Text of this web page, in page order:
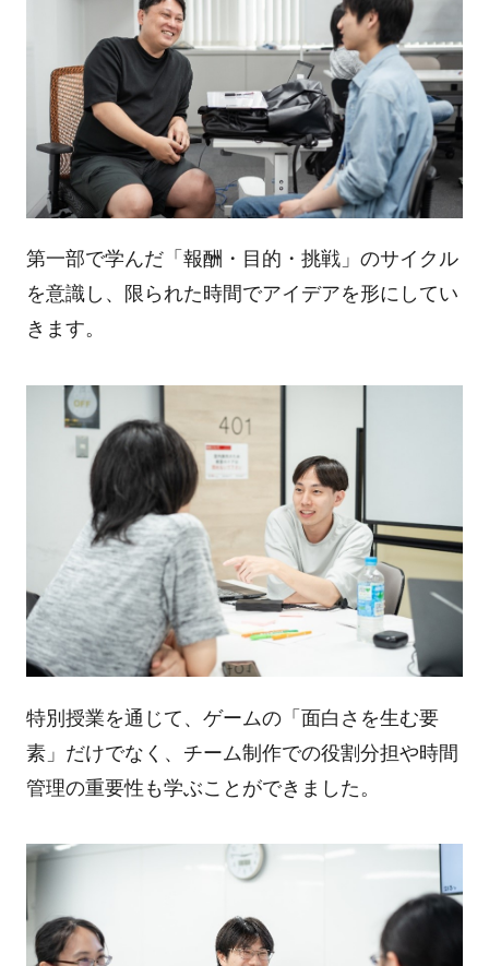
第一部で学んだ「報酬・目的・挑戦」のサイクル
を意識し、限られた時間でアイデアを形にしてい
きます。
特別授業を通じて、ゲームの「面白さを生む要
素」だけでなく、チーム制作での役割分担や時間
管理の重要性も学ぶことができました。